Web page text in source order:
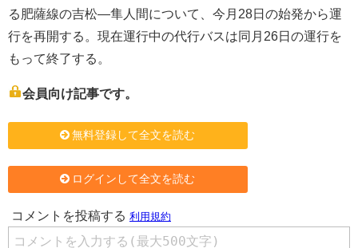
る肥薩線の吉松―隼人間について、今月28日の始発から運
行を再開する。現在運行中の代行バスは同月26日の運行を
もって終了する。
会員向け記事です。
無料登録して全文を読む
ログインして全文を読む